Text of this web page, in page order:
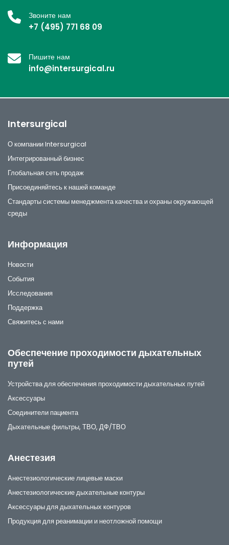
Звоните нам
+7 (495) 771 68 09
Пишите нам
info@intersurgical.ru
Intersurgical
О компании Intersurgical
Интегрированный бизнес
Глобальная сеть продаж
Присоединяйтесь к нашей команде
Стандарты системы менеджмента качества и охраны окружающей
среды
Информация
Новости
События
Исследования
Поддержка
Свяжитесь с нами
Обеспечение проходимости дыхательных
путей
Устройства для обеспечения проходимости дыхательных путей
Аксессуары
Соединители пациента
Дыхательные фильтры, ТВО, ДФ/ТВО
Анестезия
Анестезиологические лицевые маски
Анестезиологические дыхательные контуры
Аксессуары для дыхательных контуров
Продукция для реанимации и неотложной помощи